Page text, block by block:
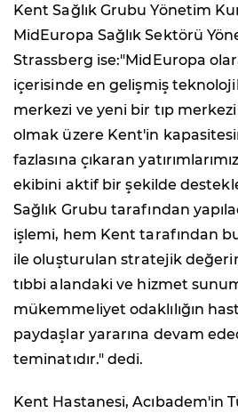
Kent Sağlık Grubu Yönetim
MidEuropa Sağlık Sektörü
Strassberg ise:"MidEuropa
içerisinde en gelişmiş
merkezi ve yeni bir tıp merkezi
olmak üzere Kent'in
fazlasına çıkaran
ekibini aktif bir şekilde
Sağlık Grubu tarafından
işlemi, hem Kent tarafından bu
ile oluşturulan stratejik
tıbbi alandaki ve hizmet
mükemmeliyet odaklılığın
paydaşlar yararına devam
teminatıdır." dedi.
Kent Hastanesi, Acıbadem'in